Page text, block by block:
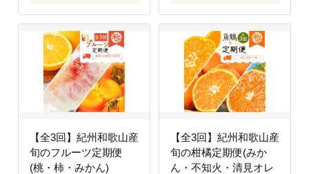
【全3回】紀州和歌山産
旬のフルーツ定期便
(桃・柿・みかん)
【全3回】紀州和歌山産
旬の柑橘定期便(みか
ん・不知火・清見オレ